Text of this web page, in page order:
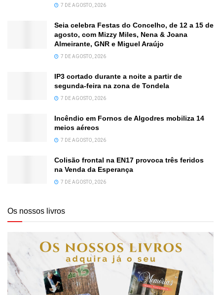
7 DE AGOSTO, 2026
Seia celebra Festas do Concelho, de 12 a 15 de
agosto, com Mizzy Miles, Nena & Joana
Almeirante, GNR e Miguel Araújo
7 DE AGOSTO, 2026
IP3 cortado durante a noite a partir de
segunda-feira na zona de Tondela
7 DE AGOSTO, 2026
Incêndio em Fornos de Algodres mobiliza 14
meios aéreos
7 DE AGOSTO, 2026
Colisão frontal na EN17 provoca três feridos
na Venda da Esperança
7 DE AGOSTO, 2026
Os nossos livros